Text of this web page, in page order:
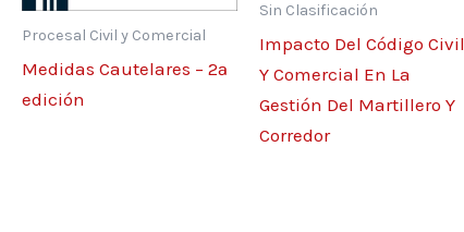
Procesal Civil y Comercial
Medidas Cautelares – 2ª
edición
Sin Clasificación
Impacto Del Código Civil
Y Comercial En La
Gestión Del Martillero Y
Corredor